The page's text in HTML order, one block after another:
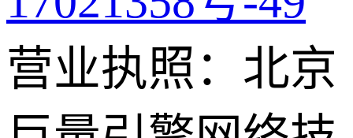
营业执照：北京